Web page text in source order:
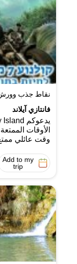
نقاط جذب
فانتازي آيلاند
الأوقات
وقت عائلي
Add to my
trip